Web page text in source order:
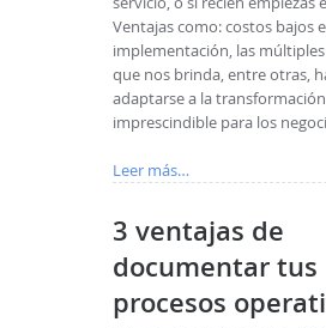
Ventajas como: costos bajos
implementación, las
que nos brinda, entre otras,
adaptarse a la
imprescindible para los
Leer más…
3 ventajas de
documentar tus
procesos